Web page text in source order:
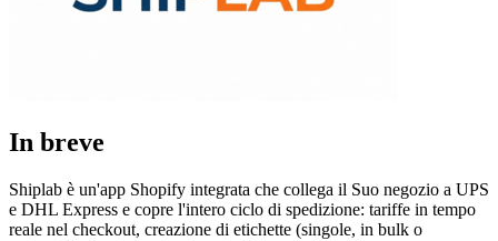
In breve
Shiplab è un'app Shopify integrata che collega il Suo negozio a UPS
e DHL Express e copre l'intero ciclo di spedizione: tariffe in tempo
reale nel checkout, creazione di etichette (singole, in bulk o